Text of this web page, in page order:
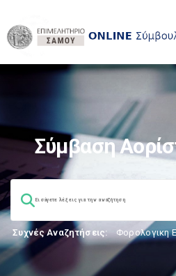
Σύμβαση
Συχνές Αναζητήσεις: Φορολογικη